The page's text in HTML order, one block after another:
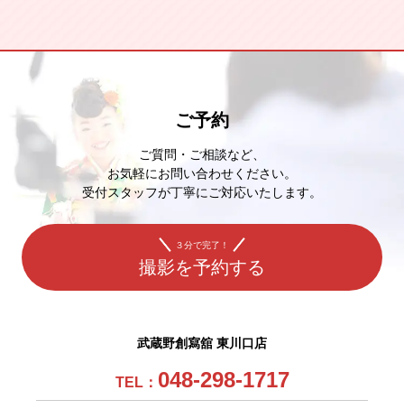
ご予約
ご質問・ご相談など、
お気軽にお問い合わせください。
受付スタッフが丁寧にご対応いたします。
３分で完了！
撮影を予約する
武蔵野創寫舘 東川口店
TEL： 048-298-1717